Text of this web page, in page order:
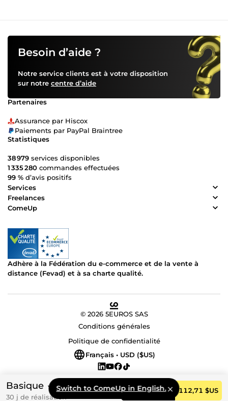
Basique
30 j de réalisation
Commander 112,71 $US
Switch to ComeUp in English.
Besoin d’aide ?
Notre service clients est à votre disposition
sur notre centre d’aide
Partenaires
Assurance par Hiscox
Paiements par PayPal Braintree
Statistiques
38 979 services disponibles
1 335 280 commandes effectuées
99 % d’avis positifs
Services
Freelances
ComeUp
Adhère à la Fédération du e-commerce et de la vente à
distance (Fevad) et à sa charte qualité.
© 2026 5EUROS SAS
Conditions générales
Politique de confidentialité
Français • USD ($US)